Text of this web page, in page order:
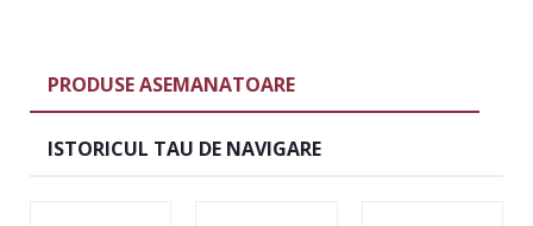
PRODUSE ASEMANATOARE
ISTORICUL TAU DE NAVIGARE